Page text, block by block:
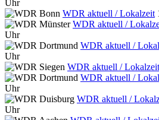
Uhr
WDR aktuell / Lokalzeit
WDR aktuell /
Uhr
WDR aktuell /
Uhr
WDR aktuell / Lokalzeit
WDR aktuell /
Uhr
WDR aktuell /
Uhr